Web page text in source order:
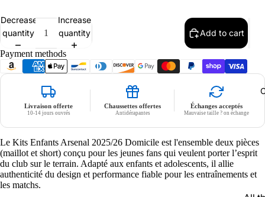
No Patch
No flocage
Decrease
quantity
Increase
quantity
Add to cart
Payment methods
Livraison offerte
10-14 jours ouvrés
Chaussettes offertes
Antidérapantes
Échanges acceptés
Mauvaise taille ? on échange
Le Kits Enfants Arsenal 2025/26 Domicile est l'ensemble deux pièces
(maillot et short) conçu pour les jeunes fans qui veulent porter l’esprit
du club sur le terrain. Adapté aux enfants et adolescents, il allie
authenticité du design et performance fiable pour les entraînements et
les matchs.